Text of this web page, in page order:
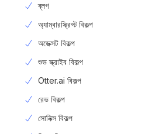
ব্লগ
অ্যাম্বারস্ক্রিপ্ট বিকল্প
অডেক্সট বিকল্প
শুভ স্ক্রাইব বিকল্প
Otter.ai বিকল্প
রেভ বিকল্প
সোনিক্স বিকল্প